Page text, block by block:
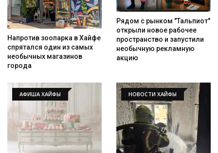
Напротив зоопарка в Хайфе
спрятался один из самых
необычных магазинов
города
Рядом с рынком "Тальпиот"
открыли новое рабочее
пространство и запустили
необычную рекламную
акцию
АФИША ХАЙФЫ НОВОСТИ ХАЙФЫ